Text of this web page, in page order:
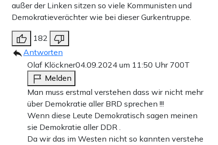
außer der Linken sitzen so viele Kommunisten und
Demokratieverächter wie bei dieser Gurkentruppe.
182
Antworten
Olaf Klöckner04.09.2024 um 11:50 Uhr 700T
Melden
Man muss erstmal verstehen dass wir nicht mehr
über Demokratie aller BRD sprechen !!!
Wenn diese Leute Demokratisch sagen meinen
sie Demokratie aller DDR .
Da wir das im Westen nicht so kannten verstehe